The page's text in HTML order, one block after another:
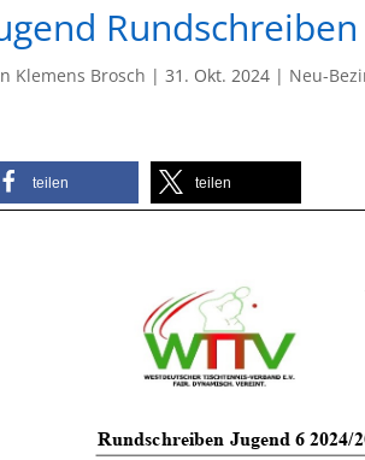
Klemens Brosch | 31. Okt. 2024 | Neu-
teilen teilen